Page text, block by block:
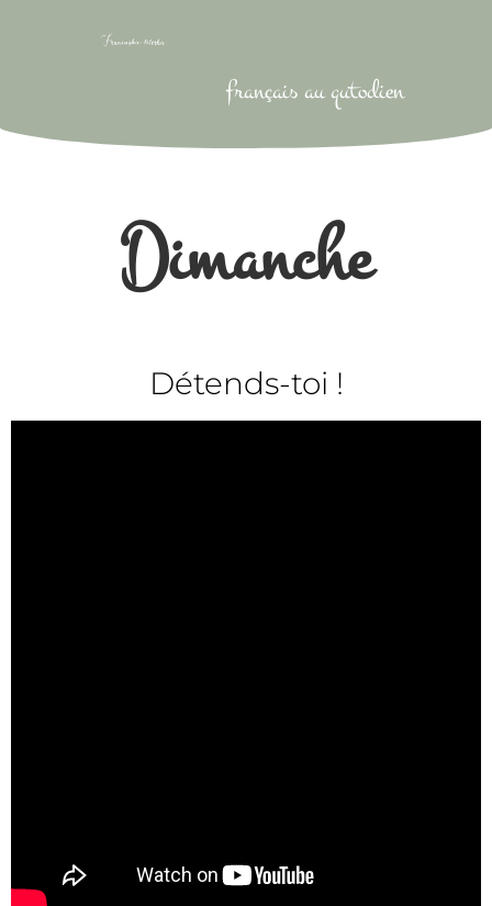
français au qutodien
Dimanche
Détends-toi !